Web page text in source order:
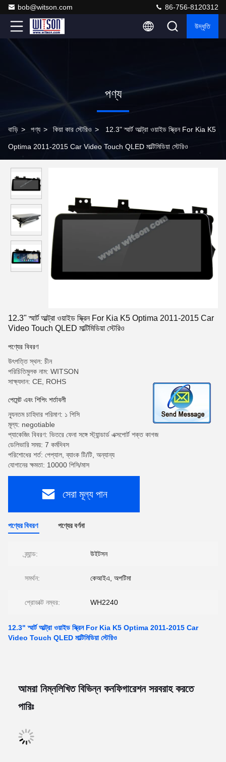
bob@witson.com 86-756-8120312
উদ্ধৃতি
পণ্য
বাড়ি > পণ্য > কিয়া কার স্টেরিও > 12.3" স্মার্ট আল্ট্রা ওয়াইড স্ক্রিন For Kia K5
Optima 2011-2015 Car Video Touch QLED মাল্টিমিডিয়া স্টেরিও
12.3" স্মার্ট আল্ট্রা ওয়াইড স্ক্রিন For Kia K5 Optima 2011-2015 Car
Video Touch QLED মাল্টিমিডিয়া স্টেরিও
পণ্যের বিবরণ
উৎপত্তি স্থল: চীন
পরিচিতিমুলক নাম: WITSON
সাক্ষ্যদান: CE, ROHS
পেমেন্ট এবং শিপিং শর্তাবলী
ন্যূনতম চাহিদার পরিমাণ: ১ পিসি
মূল্য: negotiable
প্যাকেজিং বিবরণ: ভিতরে ফেনা সঙ্গে স্ট্যান্ডার্ড এক্সপোর্ট শক্ত কাগজ
ডেলিভারি সময়: 7 কর্মদিবস
পরিশোধের শর্ত: পেপ্যাল, ব্যাংক টি/টি, অন্যান্য
যোগানের ক্ষমতা: 10000 পিসি/মাস
সেরা মূল্য পান
পণ্যের বিবরণ পণ্যের বর্ণনা
ব্র্যান্ড: উইটসন
সমর্থন: কেআইএ, অপটিমা
প্রোডাক্ট নম্বর: WH2240
12.3" স্মার্ট আল্ট্রা ওয়াইড স্ক্রিন For Kia K5 Optima 2011-2015 Car
Video Touch QLED মাল্টিমিডিয়া স্টেরিও
আমরা নিম্নলিখিত বিভিন্ন কনফিগারেশন সরবরাহ করতে
পারিঃ